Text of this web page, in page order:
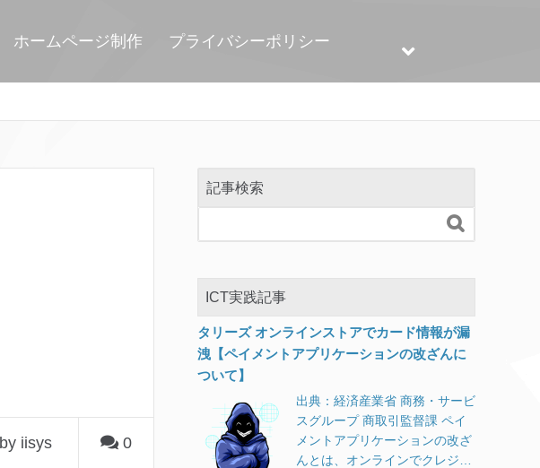
ホームページ制作 プライバシーポリシー
by iisys 0
記事検索

ICT実践記事
タリーズ オンラインストアでカード情報が漏
洩【ペイメントアプリケーションの改ざんに
ついて】
出典：経済産業省 商務・サービ
スグループ 商取引監督課 ペイ
メントアプリケーションの改ざ
んとは、オンラインでクレジッ